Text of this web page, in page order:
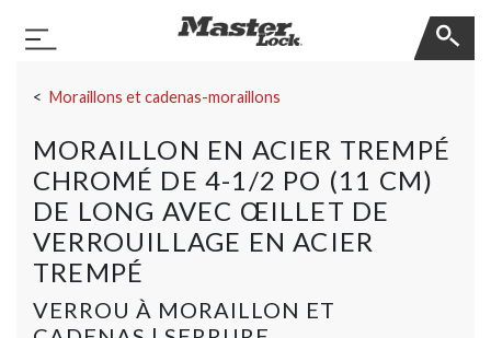
Basculer la navigation
Moraillons et cadenas-moraillons
MORAILLON EN ACIER TREMPÉ
CHROMÉ DE 4-1/2 PO (11 CM)
DE LONG AVEC ŒILLET DE
VERROUILLAGE EN ACIER
TREMPÉ
VERROU À MORAILLON ET